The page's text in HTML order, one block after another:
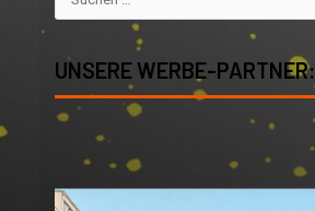
UNSERE WERBE-PARTNER: